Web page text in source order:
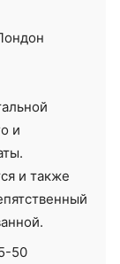
и
и также
50